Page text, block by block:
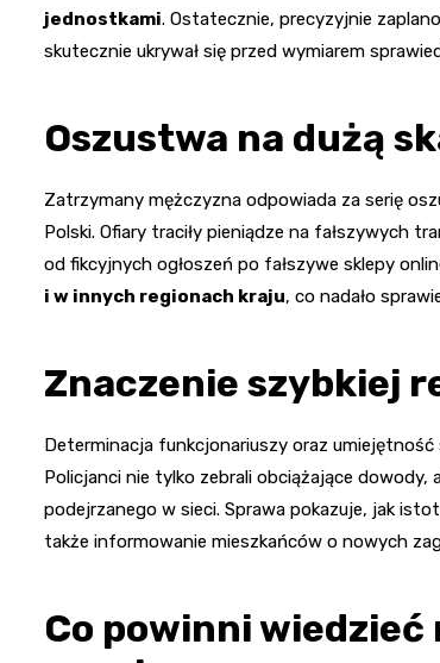
jednostkami. Ostatecznie, precyzyjnie
skutecznie ukrywał się przed wymiarem
Oszustwa na dużą
Zatrzymany mężczyzna odpowiada za serię
Polski. Ofiary traciły pieniądze na fałszywych
od fikcyjnych ogłoszeń po fałszywe sklepy
i w innych regionach kraju, co nadało
Znaczenie szybkiej
Determinacja funkcjonariuszy oraz umiejętność
Policjanci nie tylko zebrali obciążające
podejrzanego w sieci. Sprawa pokazuje, jak
także informowanie mieszkańców o nowych
Co powinni